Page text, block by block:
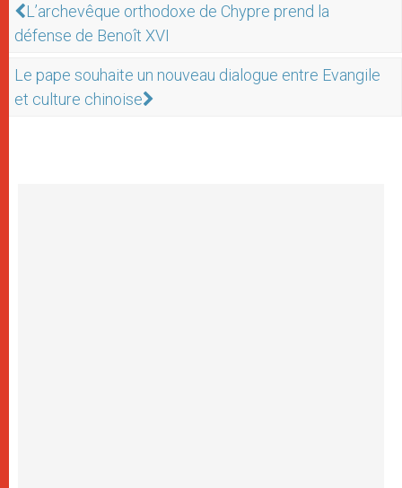
L’archevêque orthodoxe de Chypre prend la
défense de Benoît XVI
Le pape souhaite un nouveau dialogue entre Evangile
et culture chinoise